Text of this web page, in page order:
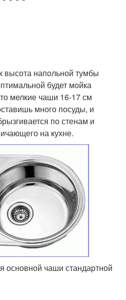
высота напольной тумбы
будет мойка
мелкие чаши 16-17 см
много посуды, и
по стенам и
на кухне.
основной чаши стандартной